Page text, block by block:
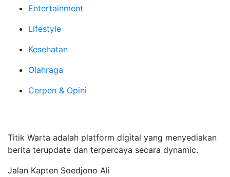
Entertainment
Lifestyle
Kesehatan
Olahraga
Cerpen & Opini
Titik Warta adalah platform digital yang menyediakan
berita terupdate dan terpercaya secara dynamic.
Jalan Kapten Soedjono Ali